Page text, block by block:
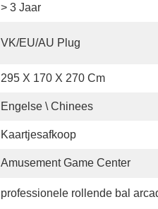
> 3 Jaar
VK/EU/AU Plug
295 X 170 X 270 Cm
Engelse \ Chinees
Kaartjesafkoop
Amusement Game Center
professionele rollende bal